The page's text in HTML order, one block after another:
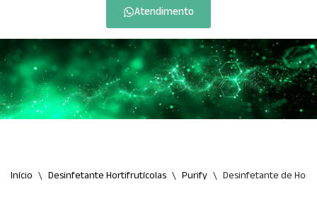
Atendimento
Início \ Desinfetante Hortifrutícolas \ Purify \ Desinfetante de